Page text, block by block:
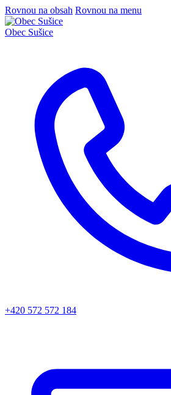
Rovnou na obsah Rovnou na menu
Obec Sušice
+420 572 572 184